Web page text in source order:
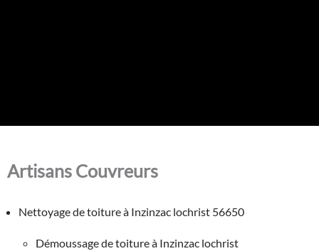
Artisans Couvreurs
Nettoyage de toiture à Inzinzac lochrist 56650
Démoussage de toiture à Inzinzac lochrist